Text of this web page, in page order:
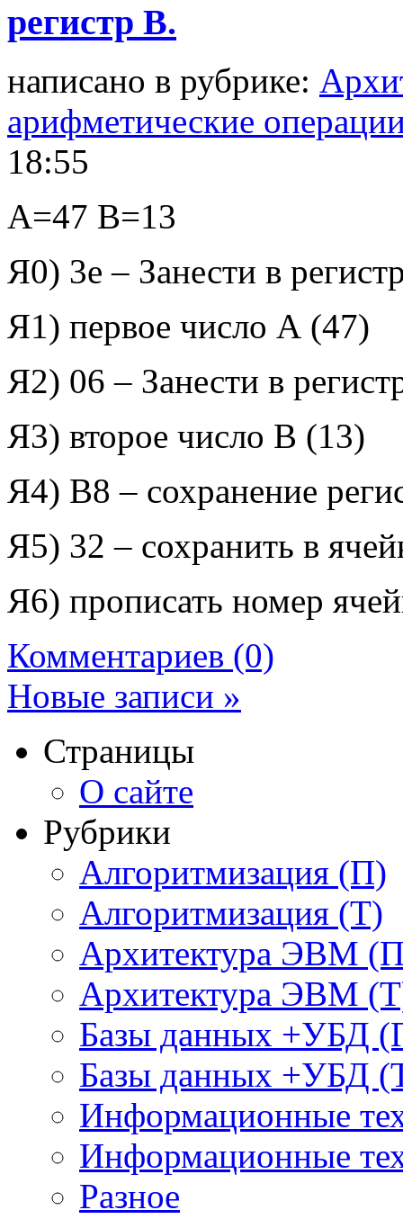
регистр В.
написано в рубрике:
арифметические
18:55
A=47 B=13
Я0) 3e – Занести в
Я1) первое число А (47)
Я2) 06 – Занести в
Я3) второе число В (13)
Я4) B8 – сохранение
Я5) 32 – сохранить в
Я6) прописать номер
Комментариев (0)
Новые записи »
Страницы
О сайте
Рубрики
Алгоритмизация (П)
Алгоритмизация (Т)
Архитектура ЭВМ
Архитектура ЭВМ
Базы данных +УБД
Базы данных +УБД
Информационные
Информационные
Разное